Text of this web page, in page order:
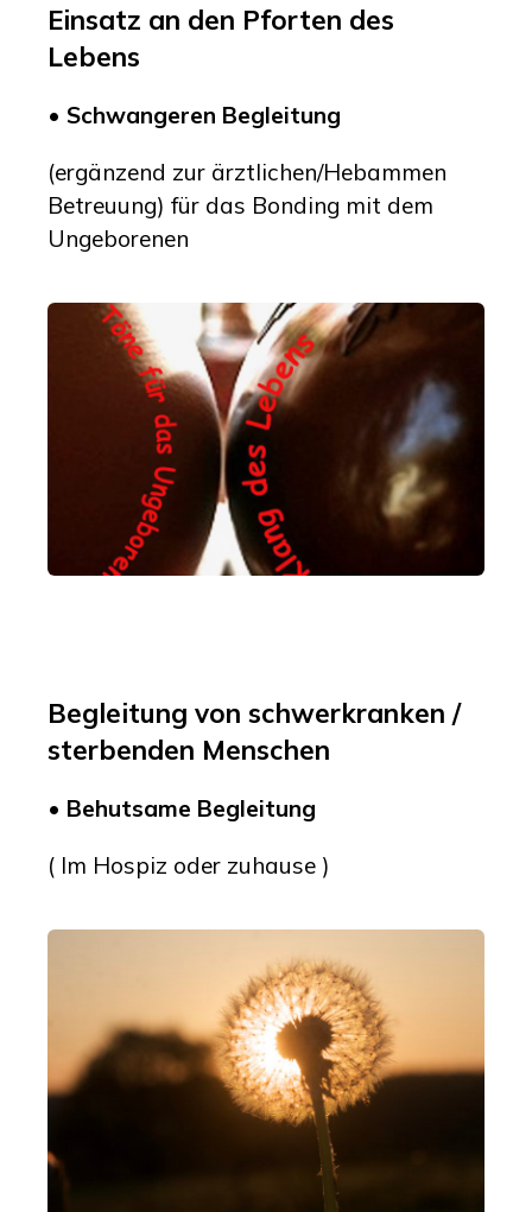
Einsatz an den Pforten des
Lebens
• Schwangeren Begleitung
(ergänzend zur ärztlichen/Hebammen
Betreuung) für das Bonding mit dem
Ungeborenen
Begleitung von schwerkranken /
sterbenden Menschen
• Behutsame Begleitung
( Im Hospiz oder zuhause )